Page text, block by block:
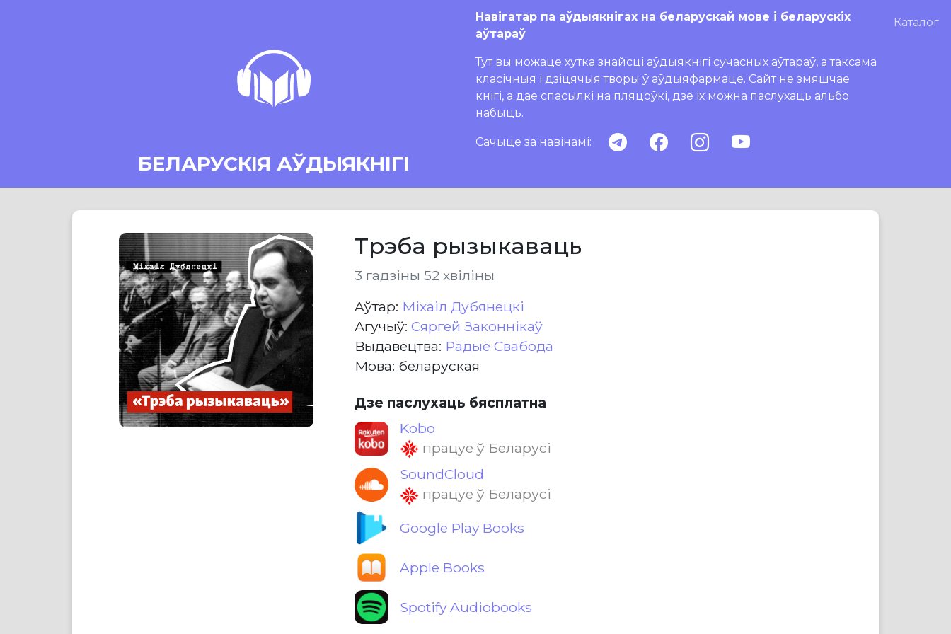
БЕЛАРУСКІЯ АЎДЫЯКНІГІ
Навігатар па аўдыякнігах на беларускай мове і беларускіх
аўтараў
Тут вы можаце хутка знайсці аўдыякнігі сучасных аўтараў, а таксама
класічныя і дзіцячыя творы ў аўдыяфармаце. Сайт не змяшчае
кнігі, а дае спасылкі на пляцоўкі, дзе іх можна паслухаць альбо
набыць.
Сачыце за навінамі:
Каталог
Трэба рызыкаваць
3 гадзіны 52 хвіліны
Aўтар: Міхаіл Дубянецкі
Агучыў: Сяргей Законнікаў
Выдавецтва: Радыё Свабода
Мова: беларуская
Дзе паслухаць бясплатна
Kobo
працуе ў Беларусі
SoundCloud
працуе ў Беларусі
Google Play Books
Apple Books
Spotify Audiobooks